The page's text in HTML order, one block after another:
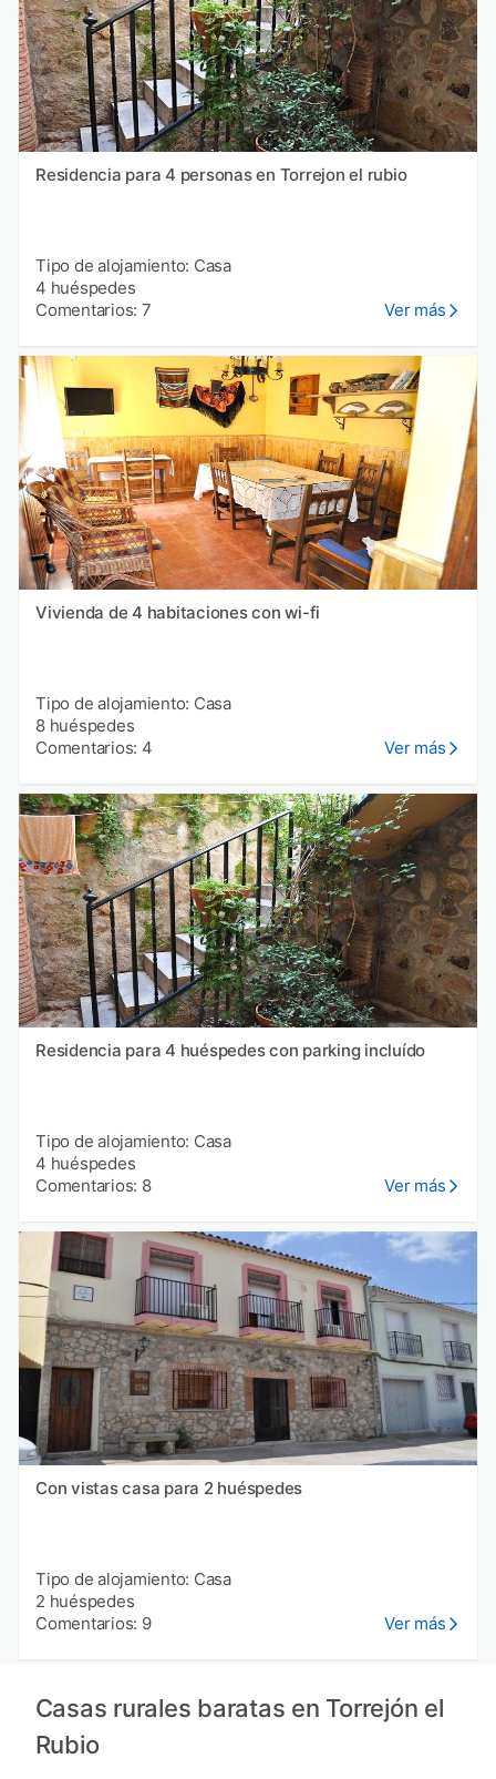
Residencia para 4 personas en Torrejon el rubio
Tipo de alojamiento: Casa
4 huéspedes
Comentarios: 7
Ver más
Vivienda de 4 habitaciones con wi-fi
Tipo de alojamiento: Casa
8 huéspedes
Comentarios: 4
Ver más
Residencia para 4 huéspedes con parking incluído
Tipo de alojamiento: Casa
4 huéspedes
Comentarios: 8
Ver más
Con vistas casa para 2 huéspedes
Tipo de alojamiento: Casa
2 huéspedes
Comentarios: 9
Ver más
Casas rurales baratas en Torrejón el
Rubio